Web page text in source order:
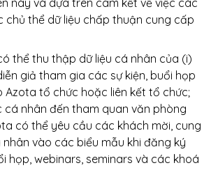
này và dựa trên cam kết về việc các
chủ thể dữ liệu chấp thuận cung cấp
thể thu thập dữ liệu cá nhân của (i)
giả tham gia các sự kiện, buổi họp
Azota tổ chức hoặc liên kết tổ chức;
cá nhân đến tham quan văn phòng
có thể yêu cầu các khách mời, cung
vào các biểu mẫu khi đăng ký
họp, webinars, seminars và các khoá